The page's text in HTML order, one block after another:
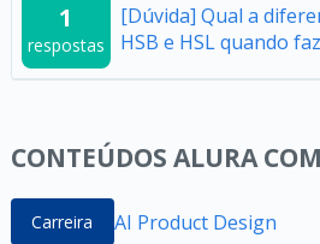
1
respostas
[Dúvida] Qual a
HSB e HSL quando
CONTEÚDOS ALURA
Carreira AI Product Design